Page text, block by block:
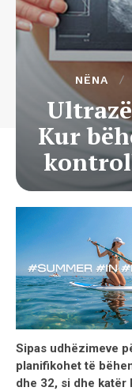
NËNA
Kur
Sipas udhëzimeve
planifikohet të
dhe 32, si dhe